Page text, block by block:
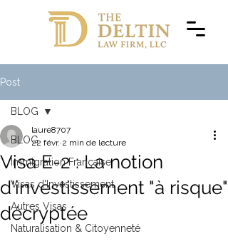
Post
BLOG
Immigration Française
Visas d'Investissement
Autres Visas
Naturalisation & Citoyenneté
BLOG
Visa E-2 : La notion
d'investissement "à risque"
décryptée
laure8707
22 févr. 2 min de lecture